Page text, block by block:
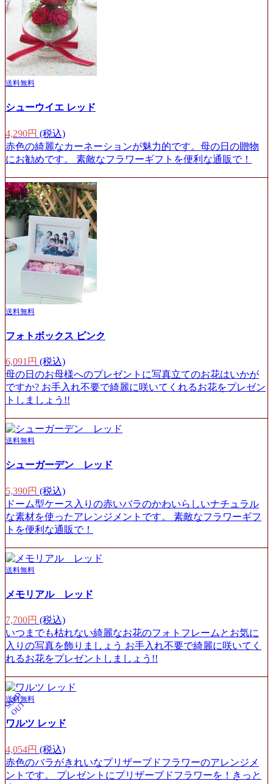
送料無料
シューウイエ レッド
4,290円 (税込)
赤色の綺麗なカーネーションが魅力的です。母の日の贈物
にお勧めです。 素敵なフラワーギフトを便利な通販で！
送料無料
フォトボックス ピンク
6,091円 (税込)
母の日のお母様へのプレゼントに写真立てのお花はいかが
ですか? お手入れ不要で綺麗に咲いてくれるお花をプレゼン
トしましょう!!
送料無料
シューガーデン レッド
5,390円 (税込)
ドーム型ケース入りの赤いバラのかわいらしいナチュラル
な素材を使ったアレンジメントです。 素敵なフラワーギフ
トを便利な通販で！
送料無料
メモリアル レッド
7,700円 (税込)
いつまでも枯れない綺麗なお花のフォトフレームとお気に
入りの写真を飾りましょう お手入れ不要で綺麗に咲いてく
れるお花をプレゼントしましょう!!
S
O
L
D
O
U
T
送料無料
ワルツ レッド
4,054円 (税込)
赤色のバラがきれいなプリザーブドフラワーのアレンジメ
ントです。 プレゼントにプリザーブドフラワーを！きっと